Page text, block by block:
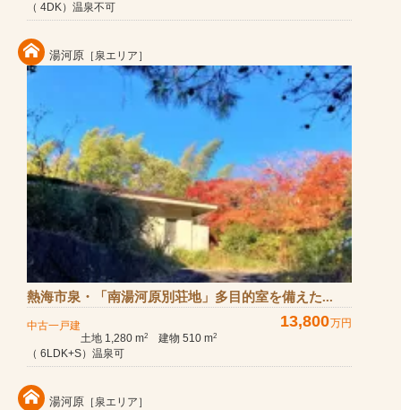
（ 4DK）温泉不可
湯河原 ［泉エリア］
熱海市泉・「南湯河原別荘地」多目的室を備えた...
中古一戸建 13,800万円
土地 1,280 m2 建物 510 m2
（ 6LDK+S）温泉可
湯河原 ［泉エリア］